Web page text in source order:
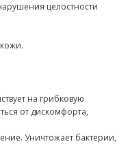
целостности
на грибковую
от дискомфорта,
Уничтожает бактерии,